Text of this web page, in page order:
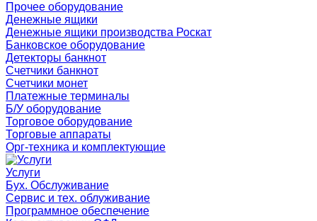
Прочее оборудование
Денежные ящики
Денежные ящики производства Роскат
Банковское оборудование
Детекторы банкнот
Счетчики банкнот
Счетчики монет
Платежные терминалы
Б/У оборудование
Торговое оборудование
Торговые аппараты
Орг-техника и комплектующие
Услуги
Бух. Обслуживание
Сервис и тех. облуживание
Программное обеспечение